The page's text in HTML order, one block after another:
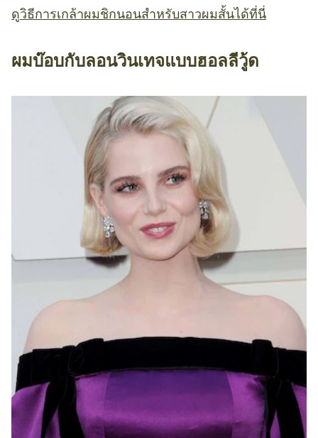
ดูวิธีการเกล้าผมชิกนอนสำหรับสาวผมสั้นได้ที่นี่
ผมบ๊อบกับลอนวินเทจแบบฮอลลีวู้ด